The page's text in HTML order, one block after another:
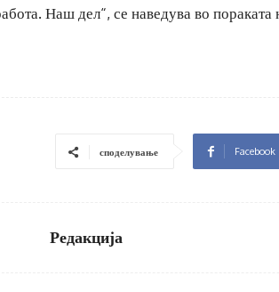
Наш дел“, се наведува во пораката
споделување Facebook
Редакција